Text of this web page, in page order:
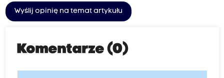
Wyślij opinię na temat artykułu
Komentarze (0)